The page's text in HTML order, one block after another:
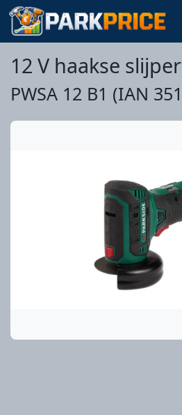
12 V haakse slijper
PWSA 12 B1 (IAN